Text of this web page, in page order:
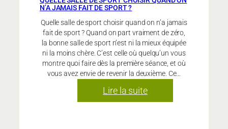
N’A JAMAIS FAIT DE SPORT ?
Quelle salle de sport choisir quand on n’a jamais
fait de sport ? Quand on part vraiment de zéro,
la bonne salle de sport n’est ni la mieux équipée
ni la moins chère. C’est celle où quelqu’un vous
montre quoi faire dès la première séance, et où
vous avez envie de revenir la deuxième. Ce…
Lire la suite:
Quelle